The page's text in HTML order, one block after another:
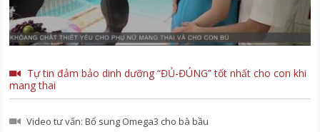
Tự tin đảm bảo dinh dưỡng “ĐỦ-ĐÚNG” tốt nhất cho con khi
mang thai
Video tư vấn: Bổ sung Omega3 cho bà bầu